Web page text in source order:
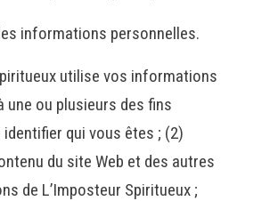
informations personnelles.
utilise vos informations
une ou plusieurs des fins
qui vous êtes ; (2)
du site Web et des autres
de L’Imposteur Spiritueux ;